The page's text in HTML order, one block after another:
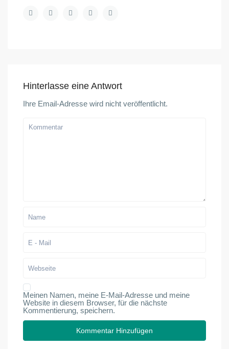
Hinterlasse eine Antwort
Ihre Email-Adresse wird nicht veröffentlicht.
Meinen Namen, meine E-Mail-Adresse und meine
Website in diesem Browser, für die nächste
Kommentierung, speichern.